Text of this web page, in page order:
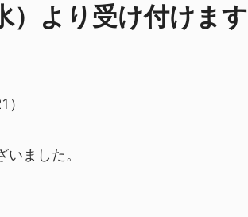
）より受け付けます
ました。